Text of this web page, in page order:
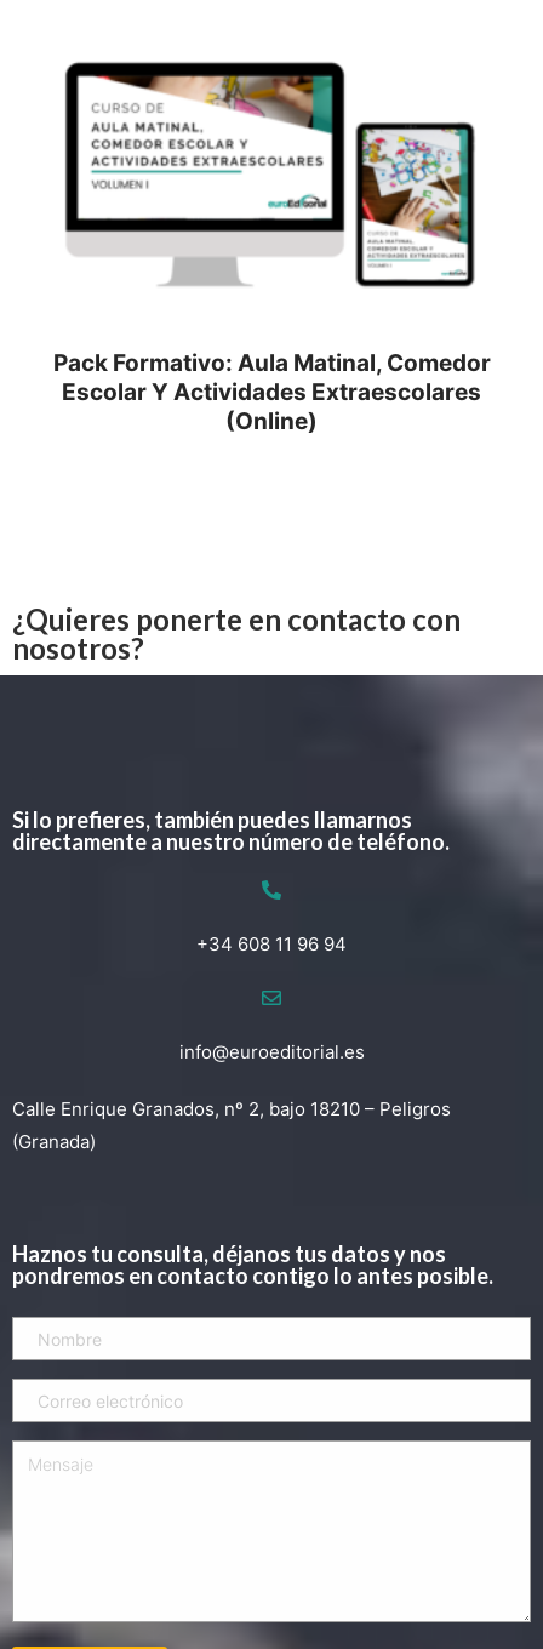
Pack Formativo: Aula Matinal, Comedor
Escolar Y Actividades Extraescolares
(Online)
¿Quieres ponerte en contacto con
nosotros?
Si lo prefieres, también puedes llamarnos
directamente a nuestro número de teléfono.
+34 608 11 96 94
info@euroeditorial.es
Calle Enrique Granados, nº 2, bajo 18210 – Peligros
(Granada)
Haznos tu consulta, déjanos tus datos y nos
pondremos en contacto contigo lo antes posible.